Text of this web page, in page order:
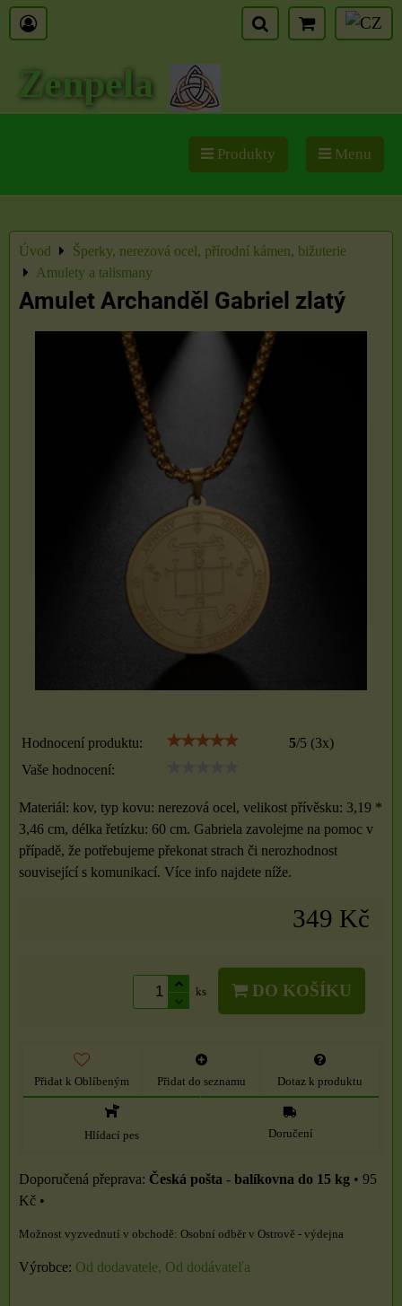
Zenpela
Produkty Menu
Úvod
Šperky, nerezová ocel, přírodní kámen, bižuterie
Amulety a talismany
Amulet Archanděl Gabriel zlatý
Hodnocení produktu: 5/5 (3x)
Vaše hodnocení:
Materiál: kov, typ kovu: nerezová ocel, velikost přívěsku: 3,19 *
3,46 cm, délka řetízku: 60 cm. Gabriela zavolejme na pomoc v
případě, že potřebujeme překonat strach či nerozhodnost
související s komunikací. Více info najdete níže.
349 Kč
ks DO KOŠÍKU
Přidat k Oblíbeným Přidat do seznamu Dotaz k produktu
Hlídací pes Doručení
Česká pošta - balíkovna do 15 kg • 95
Kč •
Osobní odběr v Ostrově - výdejna
Výrobce: Od dodavatele, Od dodávateľa